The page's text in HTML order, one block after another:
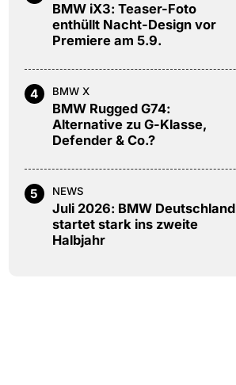
BMW iX3: Teaser-Foto
enthüllt Nacht-Design vor
Premiere am 5.9.
4 BMW X
BMW Rugged G74:
Alternative zu G-Klasse,
Defender & Co.?
5 NEWS
Juli 2026: BMW Deutschland
startet stark ins zweite
Halbjahr